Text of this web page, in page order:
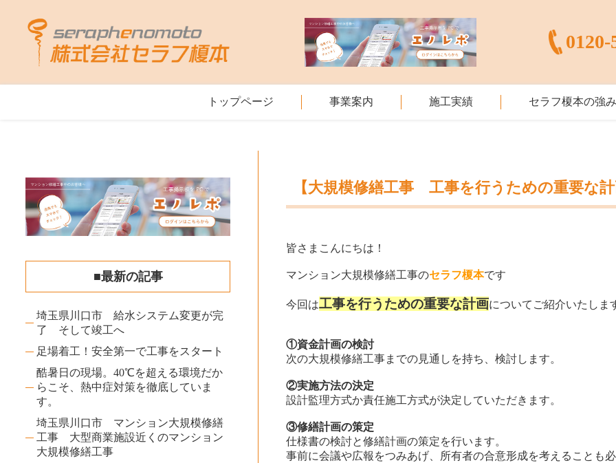
0120-
トップページ 事業案内 施工実績 セラフ榎本の強み
■最新の記事
埼玉県川口市 給水システム変更が完
了 そして竣工へ
足場着工！安全第一で工事をスタート
酷暑日の現場。40℃を超える環境だか
らこそ、熱中症対策を徹底していま
す。
埼玉県川口市 マンション大規模修繕
工事 大型商業施設近くのマンション
大規模修繕工事
【大規模修繕工事 工事を行うための重要な計
皆さまこんにちは！
マンション大規模修繕工事のセラフ榎本です
今回は工事を行うための重要な計画についてご紹介いたしま
①資金計画の検討
次の大規模修繕工事までの見通しを持ち、検討します。
②実施方法の決定
設計監理方式か責任施工方式が決定していただきます。
③修繕計画の策定
仕様書の検討と修繕計画の策定を行います。
事前に会議や広報をつみあげ、所有者の合意形成を考えることも必